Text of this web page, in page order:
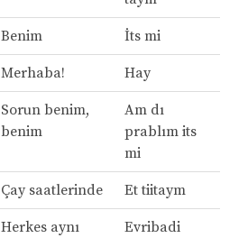
Benim İts mi
Merhaba! Hay
Sorun benim,
benim
Am dı
prablım its
mi
Çay saatlerinde Et tiitaym
Herkes aynı
Evribadi